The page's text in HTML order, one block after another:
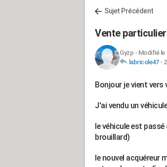
Sujet Précédent
Vente
Gyzp - Modifié le
labricole47-
Bonjour je vient
J'ai vendu un
le véhicule est
brouillard)
le nouvel acquéreur